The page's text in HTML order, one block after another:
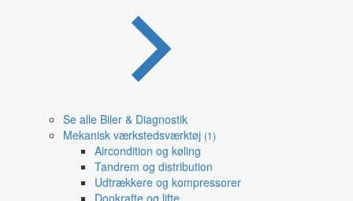
Se alle Biler & Diagnostik
Mekanisk værkstedsværktøj (1)
Aircondition og køling
Tandrem og distribution
Udtrækkere og kompressorer
Donkrafte og lifte